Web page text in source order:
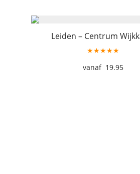
Leiden – Centrum
★★★★★
19.95